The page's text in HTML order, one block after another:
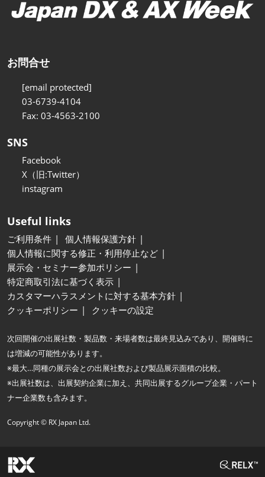
お問合せ
[email protected]
03-6739-4104
Fax: 03-4563-2100
SNS
Facebook
X（旧:Twitter）
instagram
Useful links
ご利用条件
個人情報保護方針
個人情報に関する修正・利用停止など
展示会・セミナー参加ポリシー
特定商取引法に基づく表示
カスタマーハラスメントに対する基本方針
クッキーポリシー
クッキーの設定
次回開催の出展社数・製品数・来場者数は最終見込みであり、開催時に
は増減の可能性があります。
※最大…同種の展示会との出展社数および製品展示面積の比較。
※出展社数は、出展契約企業に加え、共同出展するグループ企業・パート
ナー企業数も含みます。
Copyright © RX Japan Ltd.